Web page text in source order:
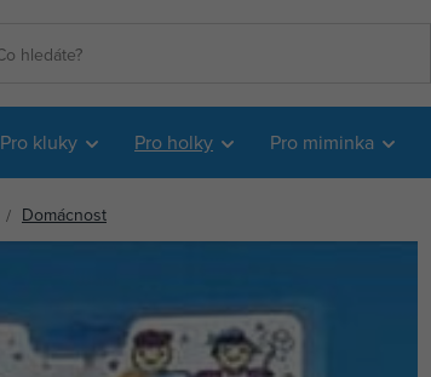
Pro kluky Pro holky Pro miminka
Domácnost